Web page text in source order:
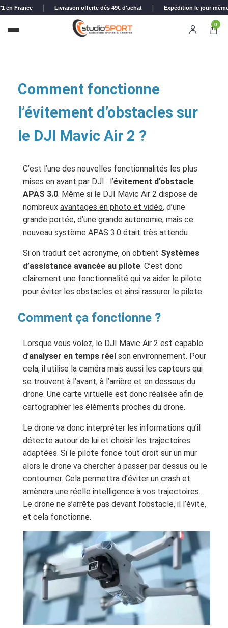
en France | Livraison offerte dès 49€ d'achat | Expédition le jour
0
Comment fonctionne
l’évitement d’obstacles sur
le DJI Mavic Air 2 ?
C’est l’une des nouvelles fonctionnalités les plus
mises en avant par DJI : l’évitement d’obstacle
APAS 3.0. Même si le DJI Mavic Air 2 dispose de
nombreux avantages en photo et vidéo, d’une
grande portée, d’une grande autonomie, mais ce
nouveau système APAS 3.0 était très attendu.
Si on traduit cet acronyme, on obtient Systèmes
d’assistance avancée au pilote. C’est donc
clairement une fonctionnalité qui va aider le pilote
pour éviter les obstacles et ainsi rassurer le pilote.
Comment ça fonctionne ?
Lorsque vous volez, le DJI Mavic Air 2 est capable
d’analyser en temps réel son environnement. Pour
cela, il utilise la caméra mais aussi les capteurs qui
se trouvent à l’avant, à l’arrière et en dessous du
drone. Une carte virtuelle est donc réalisée afin de
cartographier les éléments proches du drone.
Le drone va donc interpréter les informations qu’il
détecte autour de lui et choisir les trajectoires
adaptées. Si le pilote fonce tout droit sur un mur
alors le drone va chercher à passer par dessus ou le
contourner. Cela permettra d’éviter un crash et
amènera une réelle intelligence à vos trajectoires.
Le drone ne s’arrête pas devant l’obstacle, il l’évite,
et cela fonctionne.